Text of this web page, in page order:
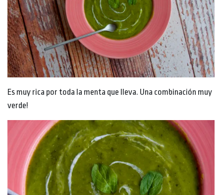
Es muy rica por toda la menta que lleva. Una combinación muy
verde!